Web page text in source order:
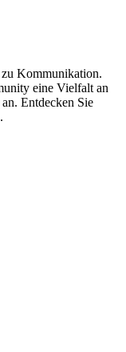
Kommunikation.
eine Vielfalt an
Entdecken Sie